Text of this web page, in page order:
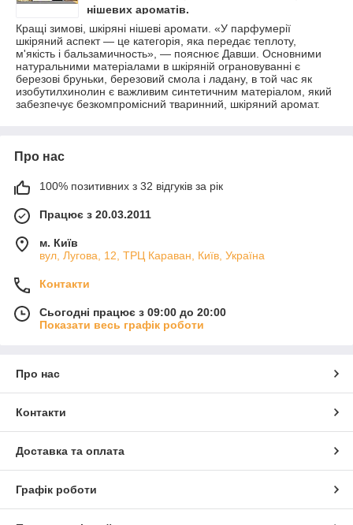
нішевих ароматів.
Кращі зимові, шкіряні нішеві аромати. «У парфумерії
шкіряний аспект — це категорія, яка передає теплоту,
м'якість і бальзамичность», — пояснює Давши. Основними
натуральними матеріалами в шкіряній ограновуванні є
березові бруньки, березовий смола і ладану, в той час як
изобутилхинолин є важливим синтетичним матеріалом, який
забезпечує безкомпромісний тваринний, шкіряний аромат.
Про нас
100% позитивних з 32 відгуків за рік
Працює з 20.03.2011
м. Київ
вул, Лугова, 12, ТРЦ Караван, Київ, Україна
Контакти
Сьогодні працює з 09:00 до 20:00
Показати весь графік роботи
Про нас
Контакти
Доставка та оплата
Графік роботи